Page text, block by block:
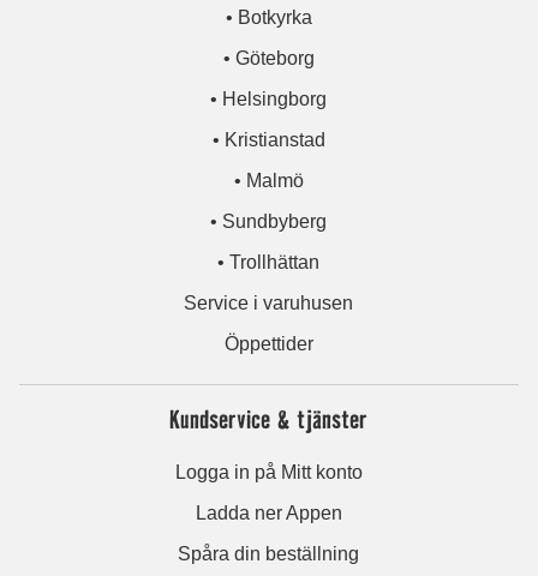
• Botkyrka
• Göteborg
• Helsingborg
• Kristianstad
• Malmö
• Sundbyberg
• Trollhättan
Service i varuhusen
Öppettider
Kundservice & tjänster
Logga in på Mitt konto
Ladda ner Appen
Spåra din beställning